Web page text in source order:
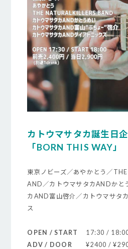
カトウマサタカ誕生日
「BORN THIS WAY」
東京ノビーズ／あやかとう／
AND／カトウマサタカANDかと
カAND富山啓介／カトウマサタ
ス
OPEN / START
17:30 /
ADV / DOOR
¥2400 /